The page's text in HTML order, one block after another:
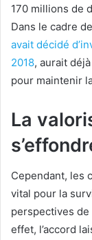
170 millions de
Dans le cadre
avait décidé
2018, aurait
pour maintenir
La
Cependant, les
vital pour la
perspectives
effet, l’accord